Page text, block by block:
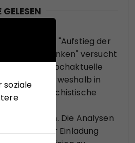
GELESEN
neuen Buch "Aufstieg der
Abstieg der Linken" versucht
Arlt die hochaktuelle
weshalb in
Ländern faschistische
haben. Die Analysen
sollen einer Einladung
soziale